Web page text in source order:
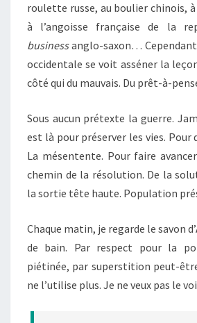
roulette russe, au boulier chinois,
à l’angoisse française de la
businessanglo-saxon…
occidentale se voit asséner la
côté qui du mauvais. Du prêt-à-
Sous aucun prétexte la guerre.
est là pour préserver les vies. Pour
La mésentente. Pour faire
chemin de la résolution. De la
la sortie tête haute. Population
Chaque matin, je regarde le savon
de bain. Par respect pour la
piétinée, par superstition peut-
ne l’utilise plus. Je ne veux pas le